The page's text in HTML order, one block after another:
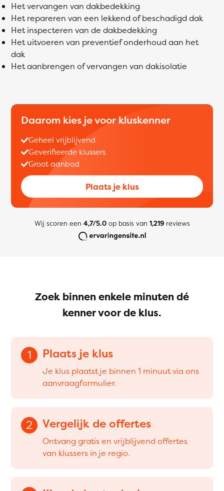
Het vervangen van dakbedekking
Het repareren van een lekkend of beschadigd dak
Het inspecteren van de dakbedekking
Het uitvoeren van preventief onderhoud aan het
dak
Het aanbrengen of vervangen van dakisolatie
Daarom kies je voor kluskenner
Geheel vrijblijvend
Geverifieerde klussers
Groot aanbod
Plaats je klus
Wij scoren een 4,7/5.0op basis van 1,219reviews
Zoek binnen enkele minuten dé
kenner voor de klus.
1 Plaats je klus
Je klus plaatst je binnen 1 minuut via ons
aanvraagformulier.
2 Vergelijk de offertes
Ontvang gratis en vrijblijvend offertes
van klussers in je regio.